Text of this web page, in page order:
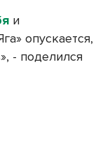
и
опускается,
- поделился